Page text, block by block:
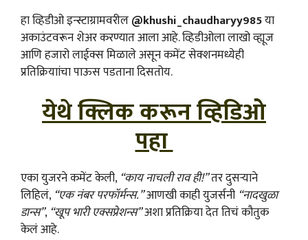
हा व्हिडीओ इन्स्टाग्रामवरील@khushi_chaudharyy985या
अकाउंटवरून शेअर करण्यात आला आहे. व्हिडीओला लाखो व्ह्यूज
आणि हजारो लाईक्स मिळाले असून कमेंट सेक्शनमध्येही
प्रतिक्रियाांचा पाऊस पडताना दिसतोय.
येथे क्लिक करून व्हिडिओ
पहा
एका युजरने कमेंट केली, “काय नाचली राव ही!”तर दुसऱ्याने
लिहिलं, “एक नंबर परफॉर्मन्स.”आणखी काही युजर्सनी “नादखुळा
डान्स”, “खूप भारी एक्सप्रेशन्स”अशा प्रतिक्रिया देत तिचं कौतुक
केलं आहे.